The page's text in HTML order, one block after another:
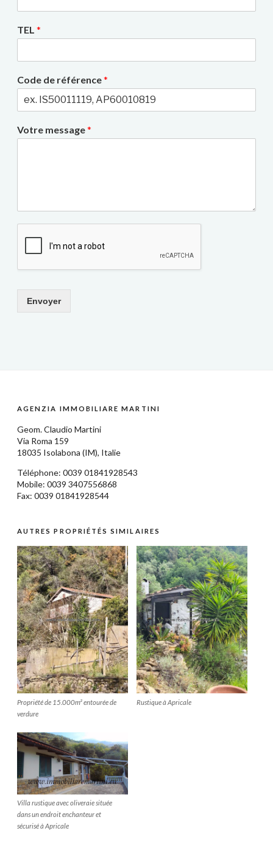
TEL *
Code de référence*
Votre message*
Envoyer
AGENZIA IMMOBILIARE MARTINI
Geom.Claudio Martini
Via Roma 159
18035 Isolabona (IM), Italie
Téléphone: 0039 01841928543
Mobile: 0039 3407556868
Fax: 0039 01841928544
AUTRES PROPRIÉTÉS SIMILAIRES
Propriété de 15.000m² entourée de
verdure
Rustique à Apricale
Villa rustique avec oliveraie située
dans un endroit enchanteur et
sécurisé à Apricale